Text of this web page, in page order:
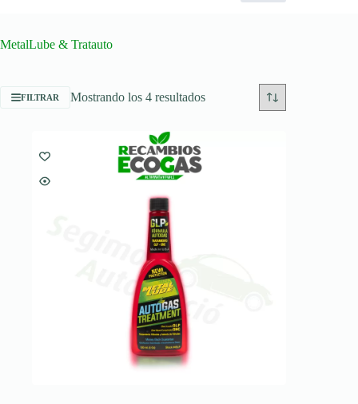
MetalLube & Tratauto
FILTRAR Mostrando los 4 resultadosOrdenado